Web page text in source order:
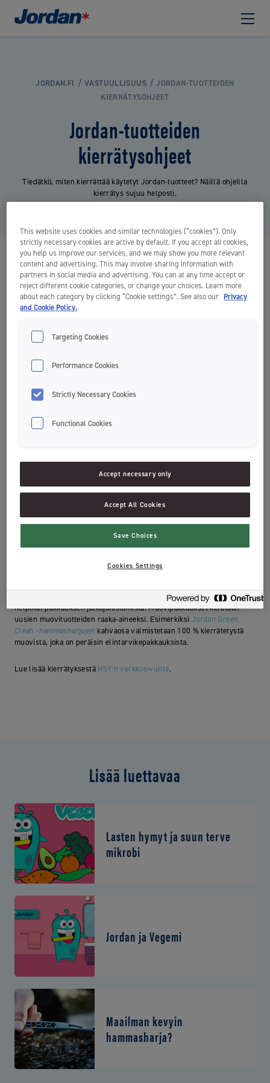
JORDAN.FI VASTUULLISUUS
JORDAN-TUOTTEIDEN
KIERRÄTYSOHJEET
Jordan-tuotteiden
kierrätysohjeet
Tiedätkö, miten kierrättää käytetyt Jordan-tuotteet? Näillä ohjeilla
kierrätys sujuu helposti.
Lajittele käytetty hammasharja sekajätteeseen. Myös hammaslanka ja -
lankain kuuluvat sekajätteeseen.
Hammasharjapakkausten pahviosan voi irrottaa muoviosasta ja
lajitella pahvinkeräykseen. Kaikkien Jordan Green Clean -tuotteiden
kierrätetystä pahvista valmistetun pakkauksen voi laittaa
pahvinkeräykseen.
Hammasharjapakkauksen muoviosa ja tyhjä hammastahnatuubi ovat
Hammastahnatuubin voi tarvittaessa huuhdella. Irrota korkki, niin
helpotat pakkauksen jatkojalostamista. Muovipakkaukset kerätään
uusien muovituotteiden raaka-aineeksi. Esimerkiksi Jordan Green
Clean -hammasharjojen kahvaosa valmistetaan 100 % kierrätetystä
muovista, joka on peräisin elintarvikepakkauksista.
Lue lisää kierrätyksestä HSY:n verkkosivuilta.
Lisää luettavaa
Lasten hymyt ja suun terve
mikrobi
Jordan ja Vegemi
Maailman kevyin
hammasharja?
This website uses cookies and similar technologies (“cookies”). Only
strictly necessary cookies are active by default. If you accept all cookies,
you help us improve our services, and we may show you more relevant
content and advertising. This may involve sharing information with
partners in social media and advertising. You can at any time accept or
reject different cookie categories, or change your choices. Learn more
about each category by clicking “Cookie settings”. See also our Privacy
and Cookie Policy.
Targeting Cookies
Performance Cookies
Strictly Necessary Cookies
Functional Cookies
Accept necessary only
Accept All Cookies
Save Choices
Cookies Settings